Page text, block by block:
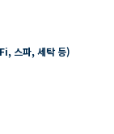
스파, 세탁 등)